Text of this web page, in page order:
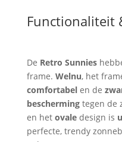
Functionaliteit
De Retro Sunnies
frame. Welnu, het
comfortabelen de
beschermingtegen de
en het ovaledesign is
perfecte, trendy